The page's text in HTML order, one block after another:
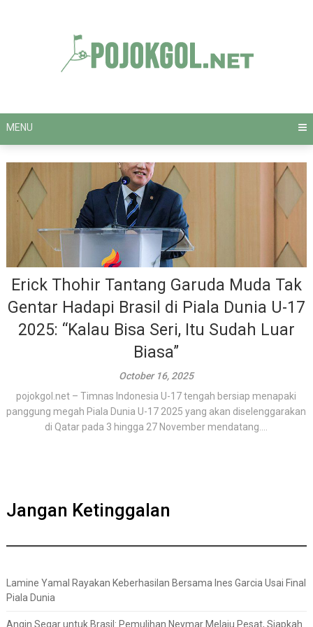
MENU
Erick Thohir Tantang Garuda Muda Tak
Gentar Hadapi Brasil di Piala Dunia U-17
2025: “Kalau Bisa Seri, Itu Sudah Luar
Biasa”
October 16, 2025
pojokgol.net – Timnas Indonesia U-17 tengah bersiap menapaki
panggung megah Piala Dunia U-17 2025 yang akan diselenggarakan
di Qatar pada 3 hingga 27 November mendatang....
Jangan Ketinggalan
Lamine Yamal Rayakan Keberhasilan Bersama Ines Garcia Usai Final
Piala Dunia
Angin Segar untuk Brasil: Pemulihan Neymar Melaju Pesat, Siapkah